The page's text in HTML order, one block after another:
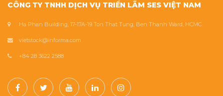
CÔNG TY TNHH DỊCH VỤ TRIỂN LÃM SES VIỆT NAM
Ha Phan Building, 17-17A-19 Ton That Tung, Ben Thanh Ward, HCMC
vietstock@informa.com
+84 28 3622 2588